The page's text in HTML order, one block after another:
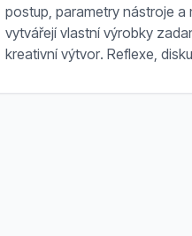
postup, parametry nástroje
vytvářejí vlastní výrobky
kreativní výtvor. Reflexe,